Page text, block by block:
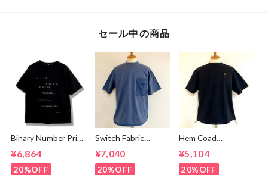
セール中の商品
Binary Number Print
¥6,864
20%OFF
Switch Fabric
Ash Navy
¥7,040
20%OFF
Hem Coad
shirts Black /
Brown
¥5,104
20%OFF